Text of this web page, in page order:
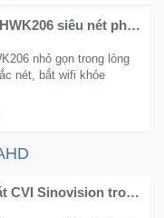
siêu nét phân
nhỏ gọn trong lòng
nét, bắt wifi khỏe
CVI Sinovision trong